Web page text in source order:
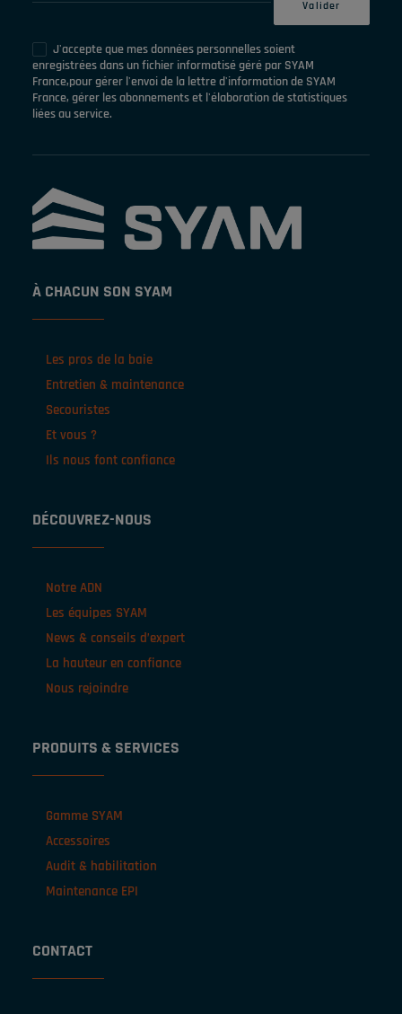
J'accepte que mes données personnelles soient
enregistrées dans un fichier informatisé géré par SYAM
France,pour gérer l'envoi de la lettre d'information de SYAM
France, gérer les abonnements et l'élaboration de statistiques
liées au service.
À CHACUN SON SYAM
Les pros de la baie
Entretien & maintenance
Secouristes
Et vous ?
Ils nous font confiance
DÉCOUVREZ-NOUS
Notre ADN
Les équipes SYAM
News & conseils d’expert
La hauteur en confiance
Nous rejoindre
PRODUITS & SERVICES
Gamme SYAM
Accessoires
Audit & habilitation
Maintenance EPI
CONTACT